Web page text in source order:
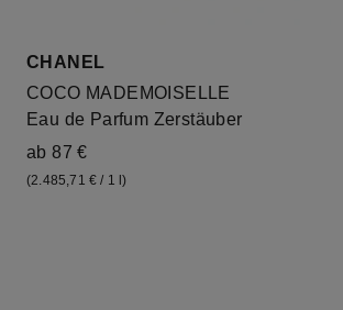
CHANEL
COCO MADEMOISELLE
Eau de Parfum Zerstäuber
ab 87 €
(2.485,71 € / 1 l)